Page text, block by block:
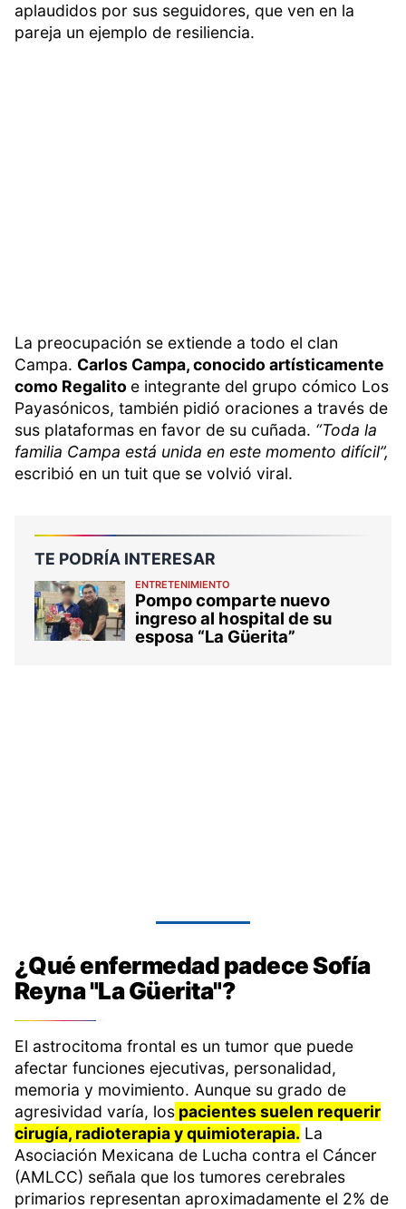
aplaudidos por sus seguidores, que ven en la
pareja un ejemplo de resiliencia.
La preocupación se extiende a todo el clan
Campa. Carlos Campa, conocido artísticamente
como Regalito e integrante del grupo cómico Los
Payasónicos, también pidió oraciones a través de
sus plataformas en favor de su cuñada. “Toda la
familia Campa está unida en este momento difícil”,
escribió en un tuit que se volvió viral.
TE PODRÍA INTERESAR
ENTRETENIMIENTO
Pompo comparte nuevo
ingreso al hospital de su
esposa “La Güerita”
¿Qué enfermedad padece Sofía
Reyna "La Güerita"?
El astrocitoma frontal es un tumor que puede
afectar funciones ejecutivas, personalidad,
memoria y movimiento. Aunque su grado de
agresividad varía, los pacientes suelen requerir
cirugía, radioterapia y quimioterapia. La
Asociación Mexicana de Lucha contra el Cáncer
(AMLCC) señala que los tumores cerebrales
primarios representan aproximadamente el 2% de